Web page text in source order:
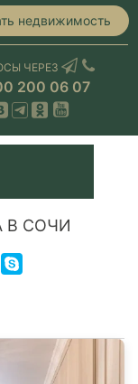
недвижимость
ЧЕРЕЗ
200 06 07
В СОЧИ